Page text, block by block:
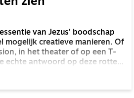
van Jezus’ boodschap
mogelijk creatieve manieren. Of
in het theater of op een T-
echte antwoord op deze rotte
nu leven.’ Elise Lengkeek
dromen en drijfveren.